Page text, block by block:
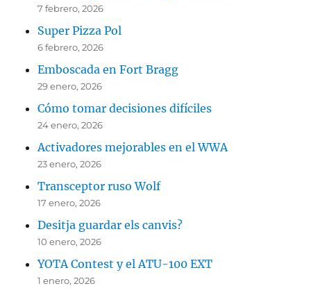
7 febrero, 2026
Super Pizza Pol
6 febrero, 2026
Emboscada en Fort Bragg
29 enero, 2026
Cómo tomar decisiones difíciles
24 enero, 2026
Activadores mejorables en el WWA
23 enero, 2026
Transceptor ruso Wolf
17 enero, 2026
Desitja guardar els canvis?
10 enero, 2026
YOTA Contest y el ATU-100 EXT
1 enero, 2026